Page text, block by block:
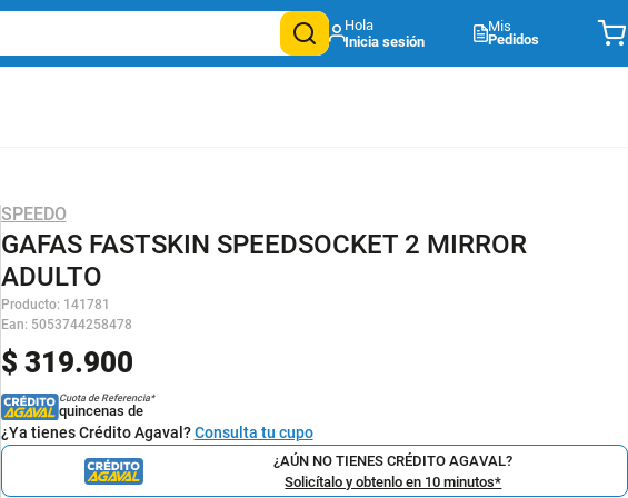
Mis
Pedidos
SPEEDO
GAFAS FASTSKIN SPEEDSOCKET 2 MIRROR
ADULTO
Producto: 141781
Ean: 5053744258478
$ 319.900
Cuota de Referencia*
quincenas de
¿Ya tienes Crédito Agaval?Consulta tu cupo
¿AÚN NO TIENES CRÉDITO AGAVAL?
Solicítalo y obtenlo en 10 minutos*